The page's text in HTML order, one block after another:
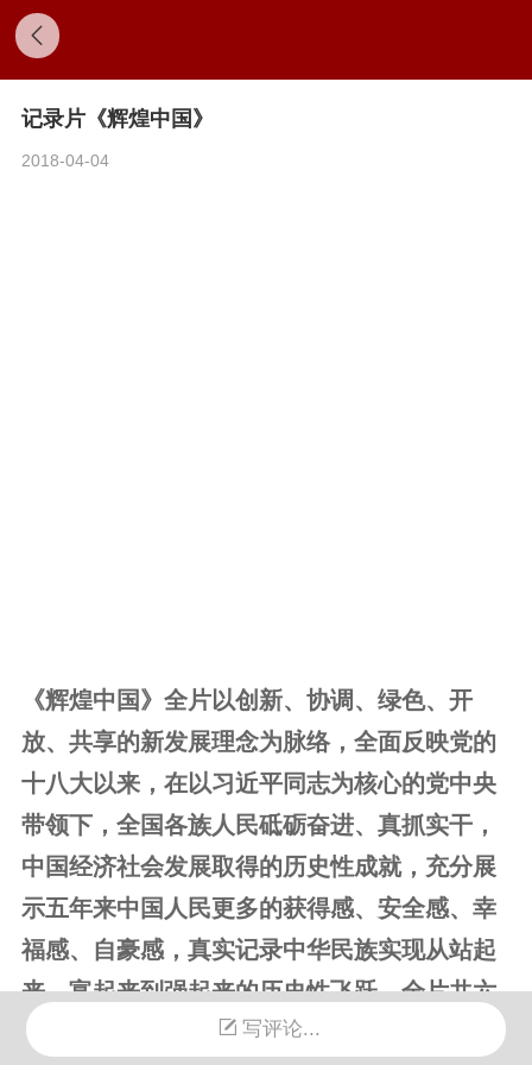
记录片《辉煌中国》
2018-04-04
《辉煌中国》全片以创新、协调、绿色、开
放、共享的新发展理念为脉络，全面反映党的
十八大以来，在以习近平同志为核心的党中央
带领下，全国各族人民砥砺奋进、真抓实干，
中国经济社会发展取得的历史性成就，充分展
示五年来中国人民更多的获得感、安全感、幸
福感、自豪感，真实记录中华民族实现从站起
来、富起来到强起来的历史性飞跃。全片共六
集，分别是《圆梦工程》《创新活力》《协调
写评论...